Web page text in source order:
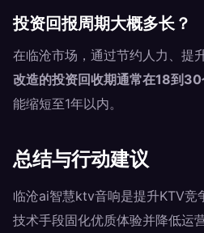
投资回报周期大概多长？
在临沧市场，通过节约人力、提
改造的投资回收期通常在18到30
能缩短至1年以内。
总结与行动建议
临沧ai智慧ktv音响是提升KTV竞
技术手段固化优质体验并降低运营